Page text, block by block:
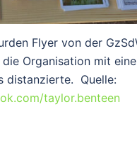
Flyer von der
Organisation mit
distanzierte. Quelle:
taylor.benteen